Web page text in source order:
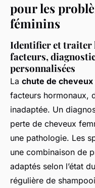
pour les
féminins
Identifier et traiter
facteurs,
personnalisées
La chute de cheveux
facteurs hormonaux,
inadaptée. Un
perte de cheveux
une pathologie. Les
une combinaison de
adaptés selon l’état
régulière de